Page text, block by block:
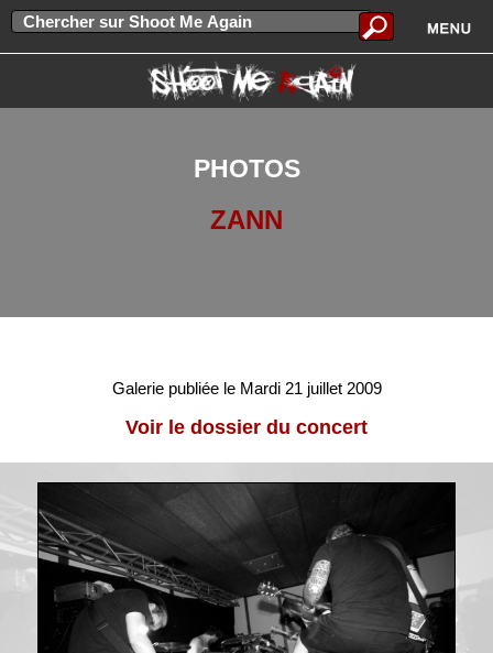
PHOTOS
ZANN
Galerie publiée le Mardi 21 juillet 2009
Voir le dossier du concert